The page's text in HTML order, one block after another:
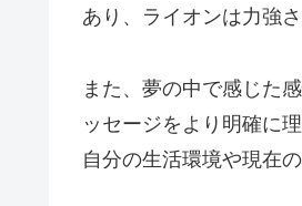
あり、ライオンは力強
また、夢の中で感じた
ッセージをより明確に
自分の生活環境や現在